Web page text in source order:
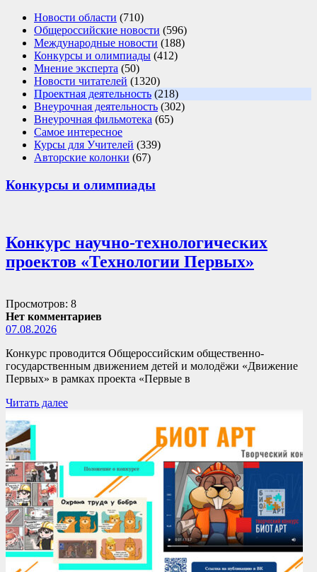
Новости области (710)
Общероссийские новости (596)
Международные новости (188)
Конкурсы и олимпиады (412)
Мнение эксперта (50)
Новости читателей (1320)
Проектная деятельность (218)
Внеурочная деятельность (302)
Внеурочная фильмотека (65)
Самое интересное
Курсы для Учителей (339)
Авторские колонки (67)
Конкурсы и олимпиады
Конкурс научно-технологических
проектов «Технологии Первых»
Просмотров: 8
Нет комментариев
07.08.2026
Конкурс проводится Общероссийским общественно-
государственным движением детей и молодёжи «Движение
Первых» в рамках проекта «Первые в
Читать далее